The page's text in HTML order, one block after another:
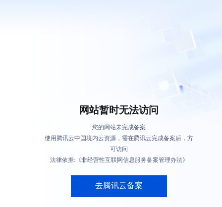
网站暂时无法访问
您的网站未完成备案
使用腾讯云中国境内云资源，需在腾讯云完成备案后，方
可访问
法律依据:《非经营性互联网信息服务备案管理办法》
去腾讯云备案